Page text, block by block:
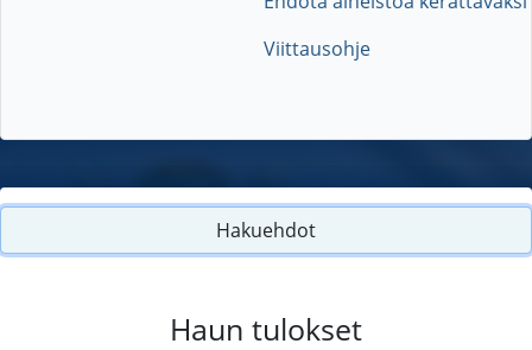
Viittausohje
Hakuehdot
Haun tulokset